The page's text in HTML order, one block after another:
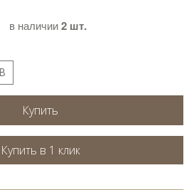
в наличии2 шт.
Купить